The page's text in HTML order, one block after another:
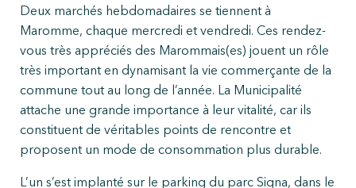
Deux marchés hebdomadaires se tiennent à
Maromme, chaque mercredi et vendredi. Ces rendez-
vous très appréciés des Marommais(es) jouent un rôle
très important en dynamisant la vie commerçante de la
commune tout au long de l’année. La Municipalité
attache une grande importance à leur vitalité, car ils
constituent de véritables points de rencontre et
proposent un mode de consommation plus durable.
L’un s’est implanté sur le parking du parc Signa, dans le